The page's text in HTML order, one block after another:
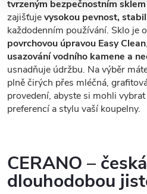
tvrzeným bezpečnostním sklem
zajišťujevysokou pevnost,
každodenním používání. Sklo je
povrchovou úpravou Easy Clean
usazování vodního kamene a
usnadňuje údržbu. Na výběr
plně čirých přes mléčná,
provedení, abyste si mohli
preferencí a stylu vaší koupelny.
CERANO –
dlouhodobou